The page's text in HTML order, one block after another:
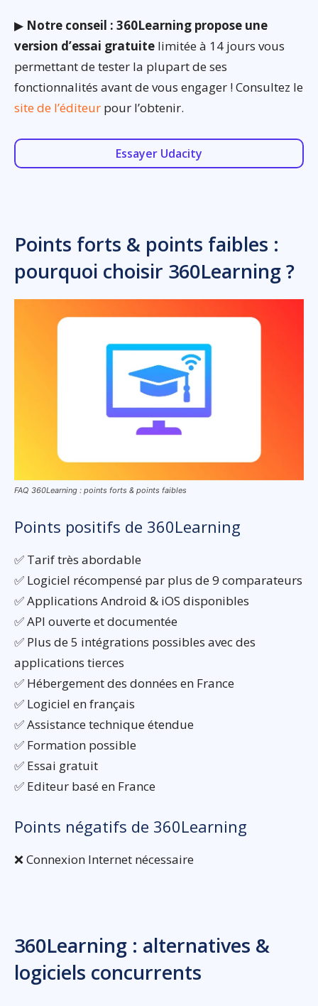
▶ Notre conseil : 360Learning propose une
version d’essai gratuite limitée à 14 jours vous
permettant de tester la plupart de ses
fonctionnalités avant de vous engager ! Consultez le
site de l’éditeur pour l’obtenir.
Essayer Udacity
Points forts & points faibles :
pourquoi choisir 360Learning ?
FAQ 360Learning : points forts & points faibles
Points positifs de 360Learning
✅ Tarif très abordable
✅ Logiciel récompensé par plus de 9 comparateurs
✅ Applications Android & iOS disponibles
✅ API ouverte et documentée
✅ Plus de 5 intégrations possibles avec des
applications tierces
✅ Hébergement des données en France
✅ Logiciel en français
✅ Assistance technique étendue
✅ Formation possible
✅ Essai gratuit
✅ Editeur basé en France
Points négatifs de 360Learning
❌ Connexion Internet nécessaire
360Learning : alternatives &
logiciels concurrents